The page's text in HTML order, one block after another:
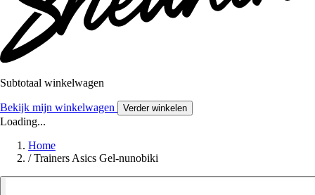
Subtotaal winkelwagen
Bekijk mijn winkelwagen Verder winkelen
Loading...
Home
/ Trainers Asics Gel-nunobiki